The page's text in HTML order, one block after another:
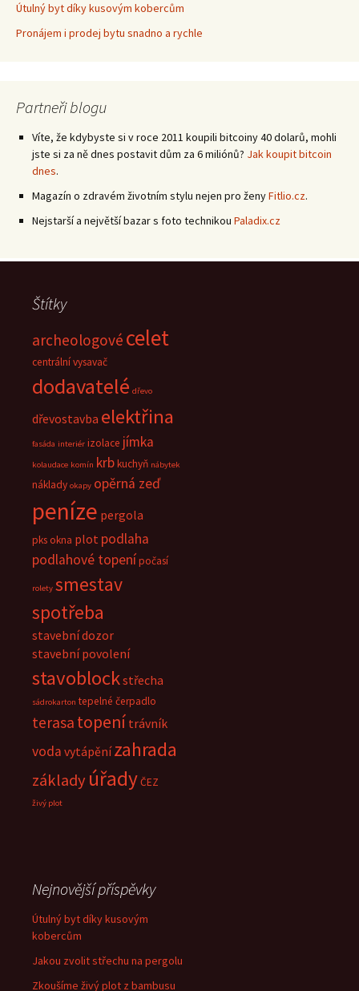
Útulný byt díky kusovým kobercům
Pronájem i prodej bytu snadno a rychle
Partneři blogu
Víte, že kdybyste si v roce 2011 koupili bitcoiny 40 dolarů, mohli
jste si za ně dnes postavit dům za 6 miliónů? Jak koupit bitcoin
dnes.
Magazín o zdravém životním stylu nejen pro ženyFitlio.cz.
Nejstarší a největší bazar s foto technikou Paladix.cz
Štítky
archeologové celet
centrální vysavač
dodavatelé dřevo
dřevostavba elektřina
fasáda interiér izolace jímka
kolaudace komín krbkuchyň nábytek
náklady okapy opěrná zeď
peníze pergola
pks okna plot podlaha
podlahové topenípočasí
rolety smestav
spotřeba
stavební dozor
stavební povolení
stavoblockstřecha
sádrokarton tepelné čerpadlo
terasa topení trávník
voda vytápění zahrada
základyúřadyČEZ
živý plot
Nejnovější příspěvky
Útulný byt díky kusovým
kobercům
Jakou zvolit střechu na pergolu
Zkoušíme živý plot z bambusu